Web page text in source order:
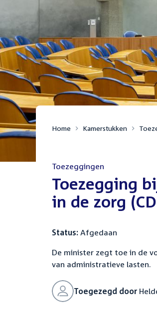
Home Kamerstukken
Toezeggingen
:Toezegging
in de zorg
Status: Afgedaan
De minister zegt toe in de
van administratieve lasten.
Toegezegd door